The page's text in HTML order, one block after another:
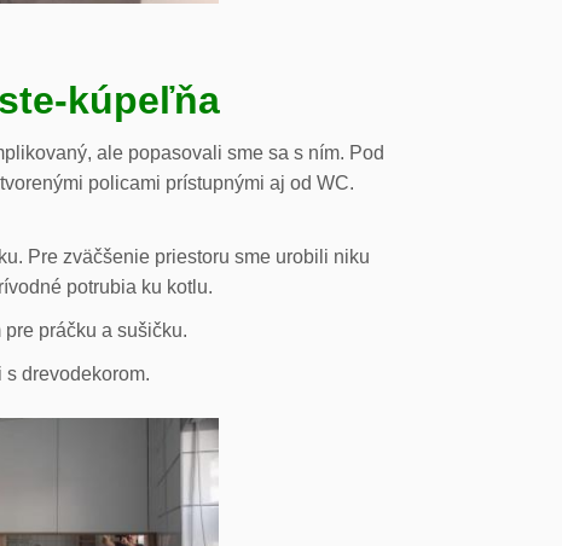
kúpeľňa
ale popasovali sme sa s ním. Pod
policami prístupnými aj od WC.
Pre zväčšenie priestoru sme urobili niku
potrubia ku kotlu.
práčku a sušičku.
drevodekorom.